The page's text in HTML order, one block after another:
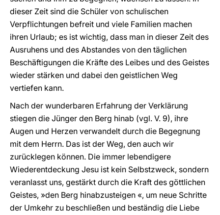
dieser Zeit sind die Schüler von schulischen
Verpflichtungen befreit und viele Familien machen
ihren Urlaub; es ist wichtig, dass man in dieser Zeit des
Ausruhens und des Abstandes von den täglichen
Beschäftigungen die Kräfte des Leibes und des Geistes
wieder stärken und dabei den geistlichen Weg
vertiefen kann.
Nach der wunderbaren Erfahrung der Verklärung
stiegen die Jünger den Berg hinab (vgl. V. 9), ihre
Augen und Herzen verwandelt durch die Begegnung
mit dem Herrn. Das ist der Weg, den auch wir
zurücklegen können. Die immer lebendigere
Wiederentdeckung Jesu ist kein Selbstzweck, sondern
veranlasst uns, gestärkt durch die Kraft des göttlichen
Geistes, »den Berg hinabzusteigen «, um neue Schritte
der Umkehr zu beschließen und beständig die Liebe